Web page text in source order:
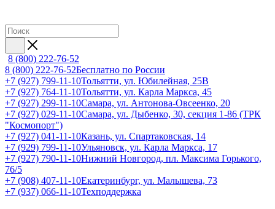
8 (800) 222-76-52
8 (800) 222-76-52Бесплатно по России
+7 (927) 799-11-10Тольятти, ул. Юбилейная, 25В
+7 (927) 764-11-10Тольятти, ул. Карла Маркса, 45
+7 (927) 299-11-10Самара, ул. Антонова-Овсеенко, 20
+7 (927) 029-11-10Самара, ул. Дыбенко, 30, секция 1-86 (ТРК
"Космопорт")
+7 (927) 041-11-10Казань, ул. Спартаковская, 14
+7 (929) 799-11-10Ульяновск, ул. Карла Маркса, 17
+7 (927) 790-11-10Нижний Новгород, пл. Максима Горького,
76/5
+7 (908) 407-11-10Екатеринбург, ул. Малышева, 73
+7 (937) 066-11-10Техподдержка